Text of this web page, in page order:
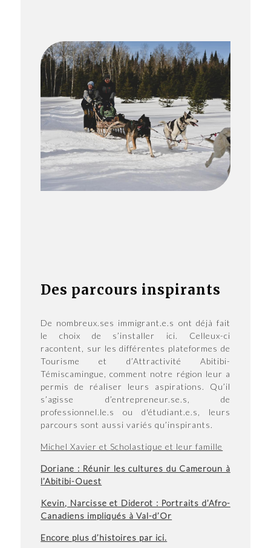
Des parcours inspirants
De nombreux.ses immigrant.e.s ont déjà fait
le choix de s’installer ici. Celleux-ci
racontent, sur les différentes plateformes de
Tourisme et d’Attractivité Abitibi-
Témiscamingue, comment notre région leur a
permis de réaliser leurs aspirations. Qu’il
s’agisse d’entrepreneur.se.s, de
professionnel.le.s ou d'étudiant.e.s, leurs
parcours sont aussi variés qu’inspirants.
Michel Xavier et Scholastique et leur famille
Doriane : Réunir les cultures du Cameroun à
l’Abitibi-Ouest
Kevin, Narcisse et Diderot : Portraits d’Afro-
Canadiens impliqués à Val-d’Or
Encore plus d’histoires par ici.